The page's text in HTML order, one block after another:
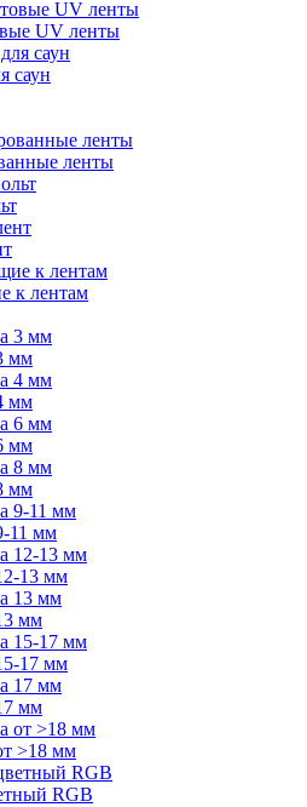
UV ленты
саун
ленты
к лентам
мм
мм
мм
мм
11 мм
13 мм
мм
17 мм
мм
>18 мм
RGB